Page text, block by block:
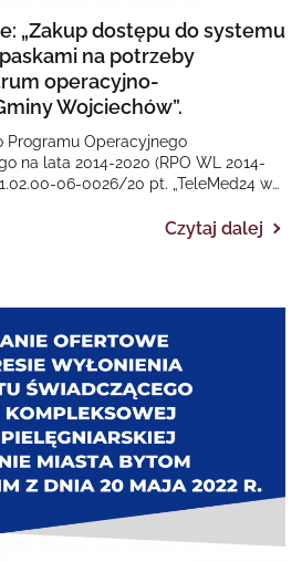
„Zakup dostępu do systemu
na potrzeby
operacyjno-
Wojciechów”.
Programu Operacyjnego
na lata 2014-2020 (RPO WL 2014-
06-0026/20 pt. „TeleMed24 w
Czytaj dalej